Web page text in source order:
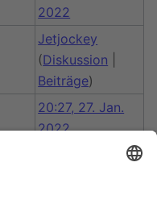
2022
Jetjockey
(Diskussion
Beiträge)
20:27, 27. Jan.
2022